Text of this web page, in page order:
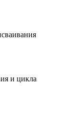
и цикла